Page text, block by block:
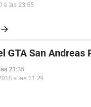
a las 23:55
GTA San Andreas
21:35
a las 21:29